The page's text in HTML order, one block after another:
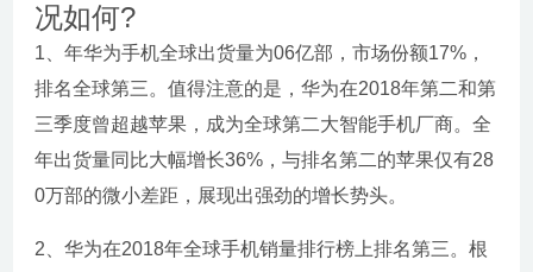
况如何?
1、年华为手机全球出货量为06亿部，市场份额17%，
排名全球第三。值得注意的是，华为在2018年第二和第
三季度曾超越苹果，成为全球第二大智能手机厂商。全
年出货量同比大幅增长36%，与排名第二的苹果仅有28
0万部的微小差距，展现出强劲的增长势头。
2、华为在2018年全球手机销量排行榜上排名第三。根